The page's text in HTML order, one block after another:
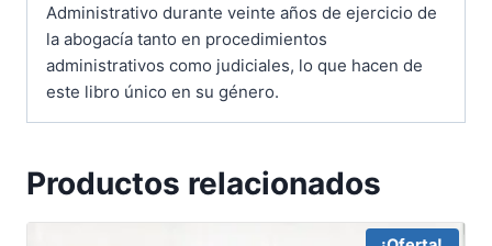
Administrativo durante veinte años de ejercicio de
la abogacía tanto en procedimientos
administrativos como judiciales, lo que hacen de
este libro único en su género.
Productos relacionados